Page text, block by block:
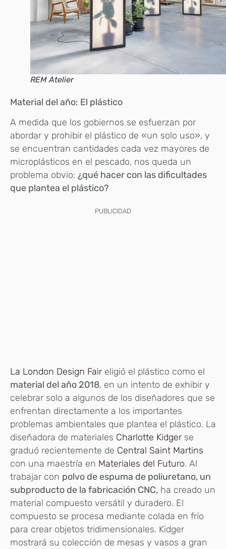
REM Atelier
Material del año: El plástico
A medida que los gobiernos se esfuerzan por
abordar y prohibir el plástico de «un solo uso», y
se encuentran cantidades cada vez mayores de
microplásticos en el pescado, nos queda un
problema obvio: ¿qué hacer con las dificultades
que plantea el plástico?
PUBLICIDAD
La London Design Fair eligió el plástico como el
material del año 2018, en un intento de exhibir y
celebrar solo a algunos de los diseñadores que se
enfrentan directamente a los importantes
problemas ambientales que plantea el plástico. La
diseñadora de materiales Charlotte Kidger se
graduó recientemente de Central Saint Martins
con una maestría en Materiales del Futuro. Al
trabajar con polvo de espuma de poliuretano, un
subproducto de la fabricación CNC, ha creado un
material compuesto versátil y duradero. El
compuesto se procesa mediante colada en frío
para crear objetos tridimensionales. Kidger
mostrará su colección de mesas y vasos a gran